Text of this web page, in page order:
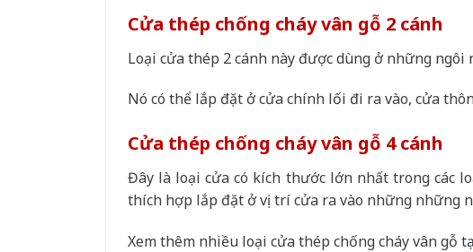
Cửa thép chống cháy vân gỗ 2 cánh
Loại cửa thép 2 cánh này được dùng ở những
Nó có thể lắp đặt ở cửa chính lối đi ra vào, cửa
Cửa thép chống cháy vân gỗ 4 cánh
Đây là loại cửa có kích thước lớn nhất trong các
thích hợp lắp đặt ở vị trí cửa ra vào những những
Xem thêm nhiều loại cửa thép chống cháy vân gỗ